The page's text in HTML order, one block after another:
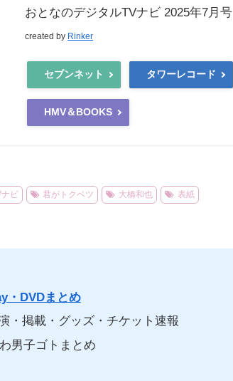
おとなのデジタルTVナビ 2025年7月号
created by Rinker
セブンネット タワーレコード
HMV＆BOOKS
ビ 君がトクベツ 大橋和也 表紙
・DVDまとめ
・掲載・グッズ・チケット速報
男子ゴトまとめ